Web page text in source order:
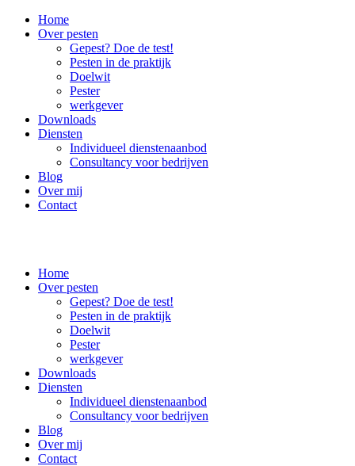
Home
Over pesten
Gepest? Doe de test!
Pesten in de praktijk
Doelwit
Pester
werkgever
Downloads
Diensten
Individueel dienstenaanbod
Consultancy voor bedrijven
Blog
Over mij
Contact
Home
Over pesten
Gepest? Doe de test!
Pesten in de praktijk
Doelwit
Pester
werkgever
Downloads
Diensten
Individueel dienstenaanbod
Consultancy voor bedrijven
Blog
Over mij
Contact